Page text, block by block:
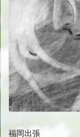
福岡出張